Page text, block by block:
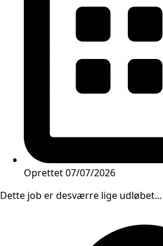
Oprettet07/07/2026
Dette job er desværre lige udløbet...